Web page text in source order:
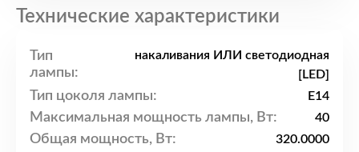
Технические характеристики
Тип
лампы:
накаливания ИЛИ светодиодная
[LED]
Тип цоколя лампы: E14
Максимальная мощность лампы, Вт: 40
Общая мощность, Вт: 320.0000